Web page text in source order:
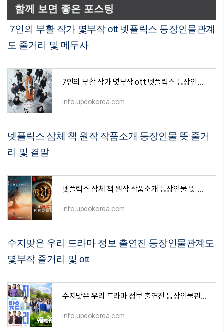
함께 보면 좋은 포스팅
7인의 부활 작가 몇부작 ott 넷플릭스 등장인물관계
도 줄거리 및 메두사
7인의 부활 작가 몇부작 ott 넷플릭스 등장인물관계도 줄거리 및 메두사
info.updokorea.com
넷플릭스 삼체 책 원작 작품소개 등장인물 뜻 줄거
리 및 결말
넷플릭스 삼체 책 원작 작품소개 등장인물 뜻 줄거리 및 결말
info.updokorea.com
수지맞은 우리 드라마 정보 출연진 등장인물관계도
몇부작 줄거리 및 ott
수지맞은 우리 드라마 정보 출연진 등장인물관계도 몇부작 줄거리 및 ott
info.updokorea.com